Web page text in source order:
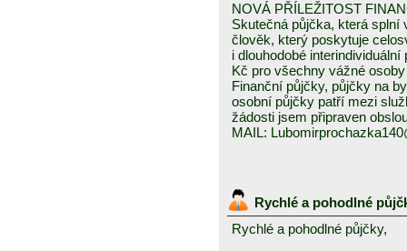
NOVÁ PŘÍLEŽITOST
Skutečná půjčka, která
člověk, který poskytuje
i dlouhodobé
Kč pro všechny vážné
Finanční půjčky, půjčky na
osobní půjčky patří mezi
žádosti jsem připraven
MAIL:
Rychlé a pohodlné
Rychlé a pohodlné půjčky,